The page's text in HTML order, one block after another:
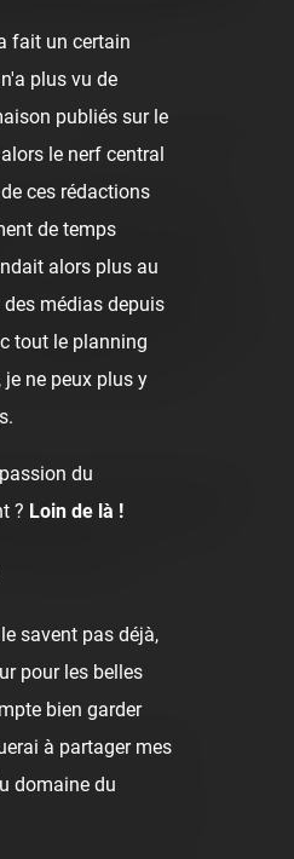
était tous à l'avant-
car on voulait tous faire du
3 l'émission régionale
France seulement) avec une
(notamment Disney). Merci
enregistrer ce super
de 50 minutes quand
parcs d'attractions de
Miniature.
😆 Haha 👏 Bravo
fait un certain
plus vu de
publiés sur le
le nerf central
ces rédactions
de temps
alors plus au
médias depuis
tout le planning
ne peux plus y
du
? Loin de là !
savent pas déjà,
pour les belles
bien garder
à partager mes
domaine du